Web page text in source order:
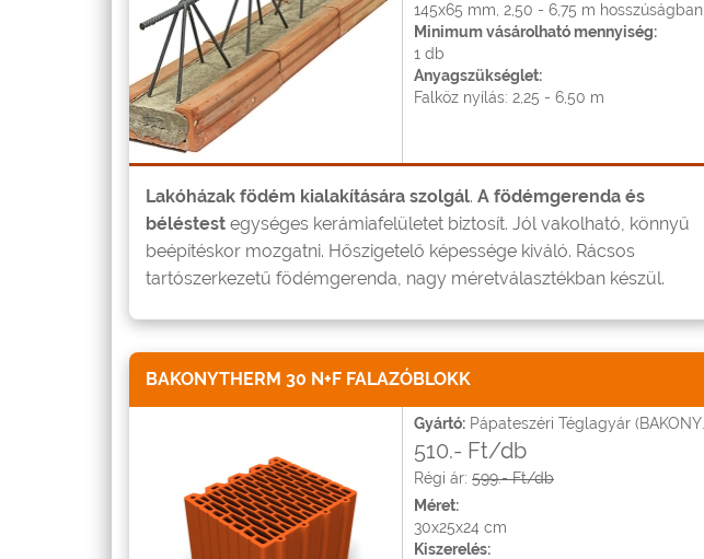
145x65 mm, 2,50 - 6,75 m hosszúságban
Minimum vásárolható mennyiség:
1 db
Anyagszükséglet:
Falköz nyílás: 2,25 - 6,50 m
Lakóházak födém kialakítására szolgál. A födémgerenda és
béléstest egységes kerámiafelületet biztosít. Jól vakolható, könnyű
beépítéskor mozgatni. Hőszigetelő képessége kiváló. Rácsos
tartószerkezetű födémgerenda, nagy méretválasztékban készül.
BAKONYTHERM 30 N+F FALAZÓBLOKK
Gyártó: Pápateszéri Téglagyár (BAKONYTHERM)
510.- Ft/db
Régi ár: 599.- Ft/db
Méret:
30x25x24 cm
Kiszerelés: